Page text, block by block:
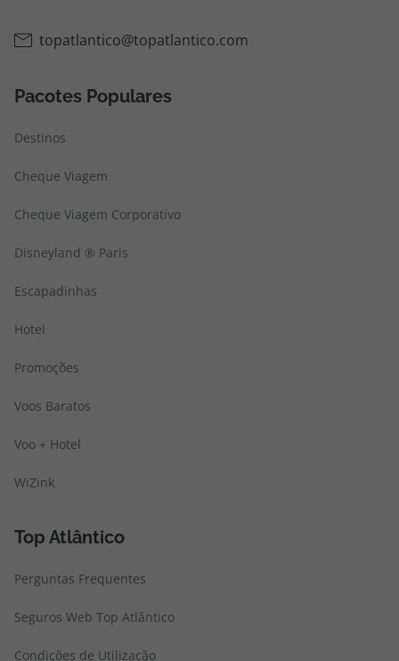
topatlantico@topatlantico.com
Pacotes Populares
Destinos
Cheque Viagem
Cheque Viagem Corporativo
Disneyland ® Paris
Escapadinhas
Hotel
Promoções
Voos Baratos
Voo + Hotel
WiZink
Top Atlântico
Perguntas Frequentes
Seguros Web Top Atlântico
Condições de Utilização